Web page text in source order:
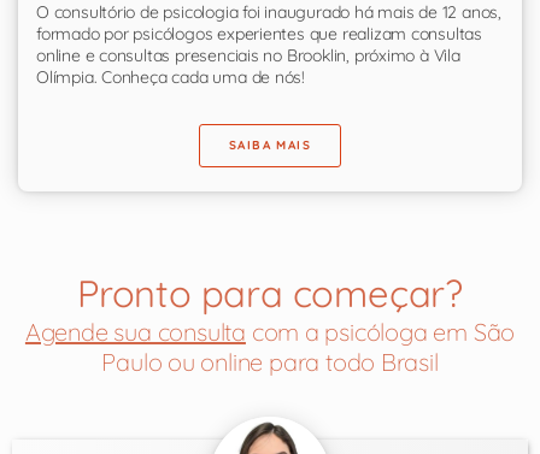
O consultório de psicologia foi inaugurado há mais de 12 anos,
formado por psicólogos experientes que realizam consultas
online e consultas presenciais no Brooklin, próximo à Vila
Olímpia. Conheça cada uma de nós!
SAIBA MAIS
Pronto para começar?
Agende sua consulta com a psicóloga em São
Paulo ou online para todo Brasil